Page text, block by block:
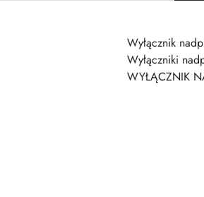
Wyłącznik
Wyłączniki
WYŁĄCZNIK